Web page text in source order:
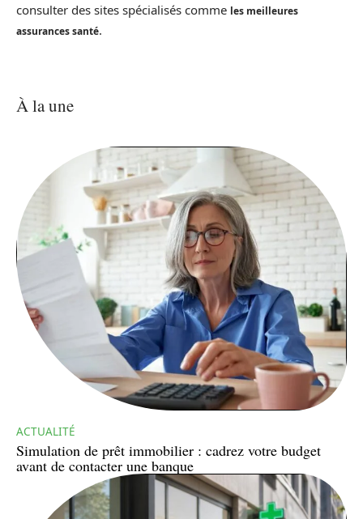
consulter des sites spécialisés comme les meilleures
assurances santé.
À la une
ACTUALITÉ
Simulation de prêt immobilier : cadrez votre budget
avant de contacter une banque